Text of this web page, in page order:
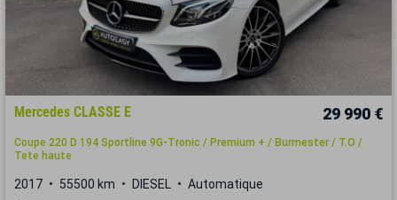
Mercedes CLASSE E 29 990 €
Coupe 220 D 194 Sportline 9G-Tronic / Premium + / Burmester / T.O /
Tete haute
2017 55500 km DIESEL Automatique